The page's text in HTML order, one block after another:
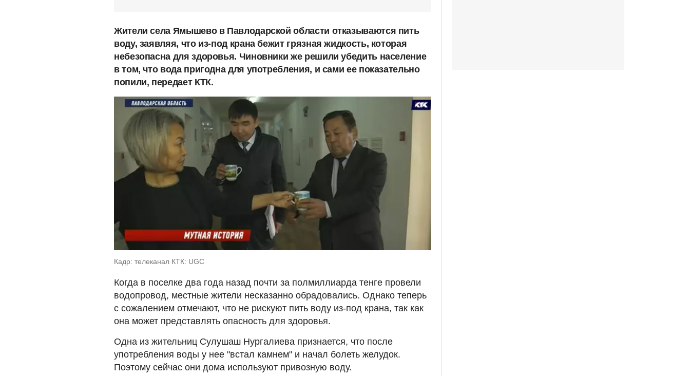
Жители села Ямышево в Павлодарской области отказываются пить
воду, заявляя, что из-под крана бежит грязная жидкость, которая
небезопасна для здоровья. Чиновники же решили убедить население
в том, что вода пригодна для употребления, и сами ее показательно
попили, передает КТК.
Кадр: телеканал КТК: UGC
Когда в поселке два года назад почти за полмиллиарда тенге провели
водопровод, местные жители несказанно обрадовались. Однако теперь
с сожалением отмечают, что не рискуют пить воду из-под крана, так как
она может представлять опасность для здоровья.
Одна из жительниц Сулушаш Нургалиева признается, что после
употребления воды у нее "встал камнем" и начал болеть желудок.
Поэтому сейчас они дома используют привозную воду.